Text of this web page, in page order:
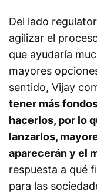
Del lado
agilizar el
que ayudaría
mayores
sentido, Vijay
tener más
hacerlos, por lo
lanzarlos,
aparecerán y el
respuesta a qué
para las